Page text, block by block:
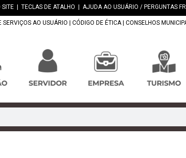
SITE TECLAS DE ATALHO AJUDA AO USUÁRIO / PERGUNTAS
SERVIÇOS AO USUÁRIO CÓDIGO DE ÉTICA| CONSELHOS